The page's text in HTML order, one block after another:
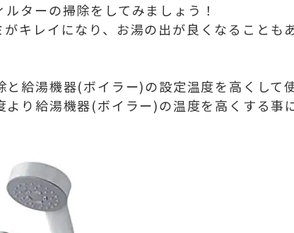
ターの掃除をしてみましょう！
キレイになり、お湯の出が良くなることもあ
給湯機器(ボイラー)の設定温度を高くして
り給湯機器(ボイラー)の温度を高くする事